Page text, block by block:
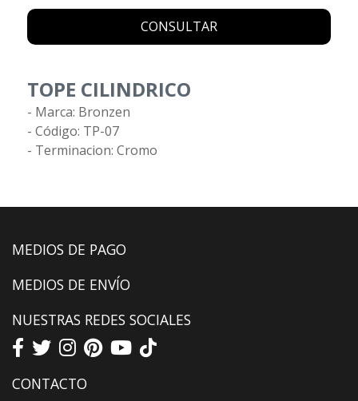
CONSULTAR
TOPE CILINDRICO
- Marca: Bronzen
- Código: TP-07
- Terminacion: Cromo
MEDIOS DE PAGO
MEDIOS DE ENVÍO
NUESTRAS REDES SOCIALES
CONTACTO